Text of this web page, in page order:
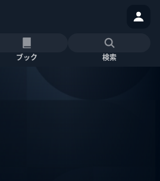
ブック 検索